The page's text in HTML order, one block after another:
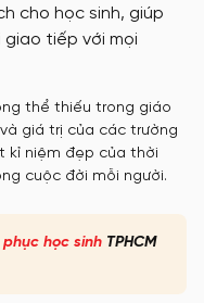
cho học sinh, giúp
giao tiếp với mọi
thể thiếu trong giáo
giá trị của các trường
kỉ niệm đẹp của thời
cuộc đời mỗi người.
học sinh TPHCM